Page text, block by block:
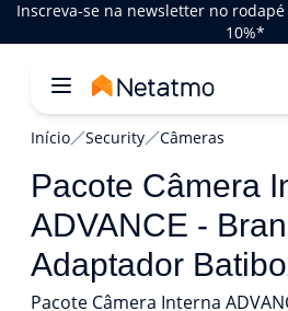
Inscreva-se na newsletter no
10%*
Início Security Câmeras
Pacote Câmera
ADVANCE -
Adaptador
Pacote Câmera Interna